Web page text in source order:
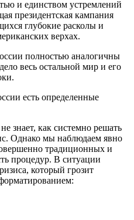
и единством устремлений
президентская кампания
глубокие расколы и
верхах.
полностью аналогичны
весь остальной мир и его
есть определенные
знает, как системно решать
Однако мы наблюдаем явно
традиционных и
процедур. В ситуации
который грозит